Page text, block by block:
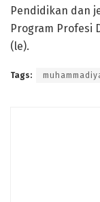
Pendidikan dan
Program Profesi
(le).
Tags: